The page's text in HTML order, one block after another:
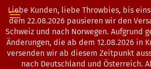
Liebe Kunden, liebe Throwbies, bis
dem 22.08.2026 pausieren wir den
Schweiz und nach Norwegen. Aufgrund
Änderungen, die ab dem 12.08.2026 in
versenden wir ab diesem Zeitpunkt
nach Deutschland und Österreich.
« Erster « zurück weiter »
Letzter »
Artikel in dieser Kategorie